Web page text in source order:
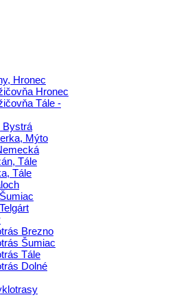
Hronec
Hronec
Tále -
Bystrá
Mýto
Tále
Tále
Brezno
Šumiac
Tále
Dolné